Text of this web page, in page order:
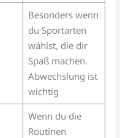
Besonders wenn
du Sportarten
wählst, die dir
Spaß machen.
Abwechslung ist
wichtig
Wenn du die
Routinen